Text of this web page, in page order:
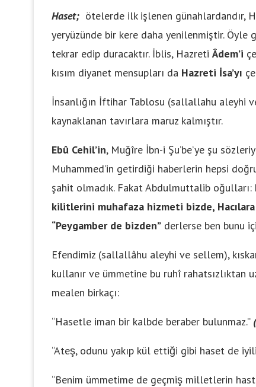
Haset; ötelerde ilk işlenen günahlardandır,
yeryüzünde bir kere daha yenilenmiştir. Öyle
tekrar edip duracaktır. İblis, Hazreti Âdem’i
kısım diyanet mensupları da Hazreti İsa’yı
İnsanlığın İftihar Tablosu (sallallahu aleyhi
kaynaklanan tavırlara maruz kalmıştır.
Ebû Cehil’in, Muğîre İbn-i Şu’be’ye şu
Muhammed’in getirdiği haberlerin hepsi
şahit olmadık. Fakat Abdulmuttalib oğulları:
kilitlerini muhafaza hizmeti bizde,
“Peygamber de bizden” derlerse ben bunu
Efendimiz (sallallâhu aleyhi ve sellem),
kullanır ve ümmetine bu ruhî rahatsızlıktan
mealen birkaçı:
“Hasetle iman bir kalbde beraber bulunmaz.”
“Ateş, odunu yakıp kül ettiği gibi haset de
“Benim ümmetime de geçmiş milletlerin